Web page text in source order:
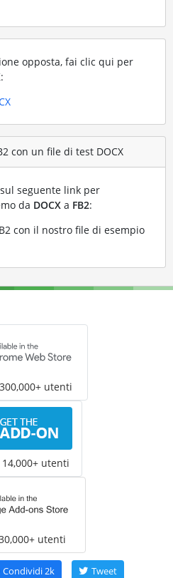
opposta, fai clic qui per
:
con un file di test DOCX
seguente link per
da DOCXa FB2:
con il nostro file di esempio
300,000+ utenti
14,000+ utenti
utenti
Condividi2k Tweet